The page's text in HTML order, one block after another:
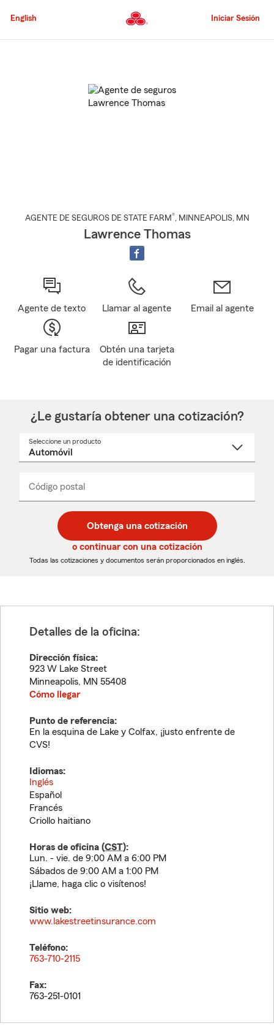
al
principal
English Iniciar Sesión
AGENTE DE SEGUROS DE STATE FARM®, MINNEAPOLIS, MN
Lawrence Thomas
Agente de texto Llamar al agente Email al agente
Pagar una factura
Obtén una tarjeta
de identificación
¿Le gustaría obtener una cotización?
Seleccione un producto
desplegable
Código postal
de
5
dígitos
de
5
dígitos
_____
Obtenga una cotización
o continuar con una cotización
Todas las cotizaciones y documentos serán proporcionados en inglés.
Detalles de la oficina:
Dirección física:
923 W Lake Street
Minneapolis, MN 55408
Cómo llegar
Punto de referencia:
En la esquina de Lake y Colfax, ¡justo enfrente de
CVS!
Idiomas:
Inglés
Español
Francés
Criollo haitiano
Horas de oficina (CST):
Lun. - vie. de 9:00 AM a 6:00 PM
Sábados de 9:00 AM a 1:00 PM
¡Llame, haga clic o visítenos!
Sitio web:
www.lakestreetinsurance.com
Teléfono:
763-710-2115
Fax:
763-251-0101